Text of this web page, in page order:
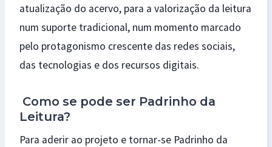
atualização do acervo, para a valorização da leitura
num suporte tradicional, num momento marcado
pelo protagonismo crescente das redes sociais,
das tecnologias e dos recursos digitais.
Como se pode ser Padrinho da
Leitura?
Para aderir ao projeto e tornar-se Padrinho da